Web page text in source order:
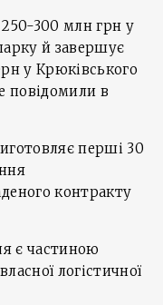
300 млн грн у
й завершує
у Крюківського
повідомили в
перші 30
контракту
є частиною
логістичної